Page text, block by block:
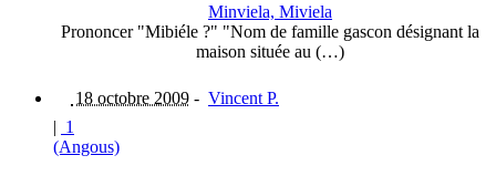
Minviela, Miviela
Prononcer "Mibiéle ?" "Nom de famille gascon désignant la
maison située au (…)
18 octobre 2009 - Vincent P.
| 1
(Angous)